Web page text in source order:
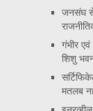
जनसंघ से
गंभीर
शिशु
मतलब